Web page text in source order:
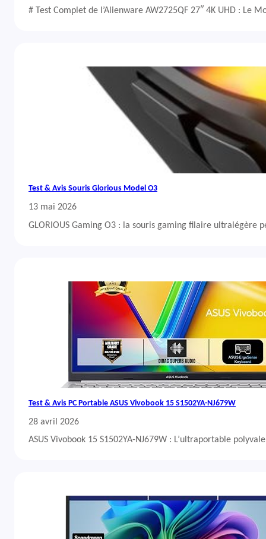
# Test Complet de l’Alienware AW2725QF 27″ 4K UHD : Le
Test & Avis Souris Glorious Model O3
13 mai 2026
GLORIOUS Gaming O3 : la souris gaming filaire ultralégère
Test & Avis PC Portable ASUS Vivobook 15 S1502YA-NJ679W
28 avril 2026
ASUS Vivobook 15 S1502YA-NJ679W : L’ultraportable